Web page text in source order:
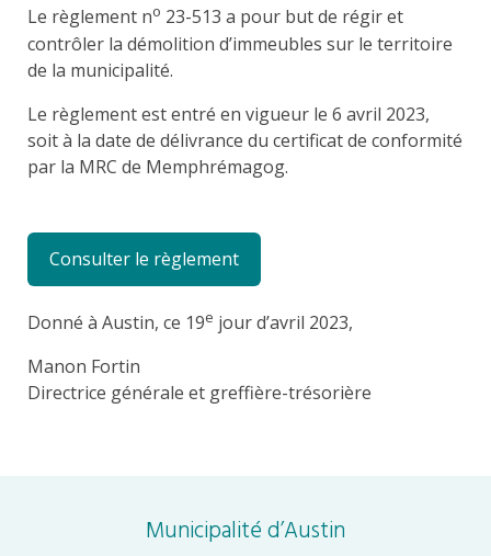
Le règlement no 23-513 a pour but de régir et
contrôler la démolition d’immeubles sur le territoire
de la municipalité.
Le règlement est entré en vigueur le 6 avril 2023,
soit à la date de délivrance du certificat de conformité
par la MRC de Memphrémagog.
Consulter le règlement
Donné à Austin, ce 19e jour d’avril 2023,
Manon Fortin
Directrice générale et greffière-trésorière
Municipalité d’Austin